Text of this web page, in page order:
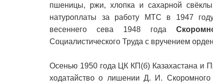
пшеницы, ржи, хлопка и сахарной
натуроплаты за работу МТС в 1947
весеннего сева 1948 года
Социалистического Труда с вручением
Осенью 1950 года ЦК КП(б) Казахастана и
ходатайство о лишении Д. И. Скоромного